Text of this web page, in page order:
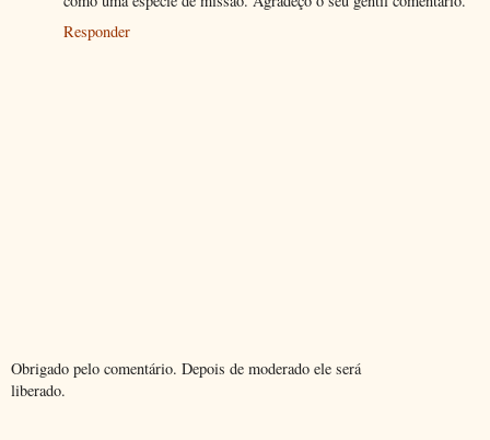
Responder
Obrigado pelo comentário. Depois de moderado ele será
liberado.